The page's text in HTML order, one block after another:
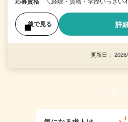
後で見る 詳
更新日：
1